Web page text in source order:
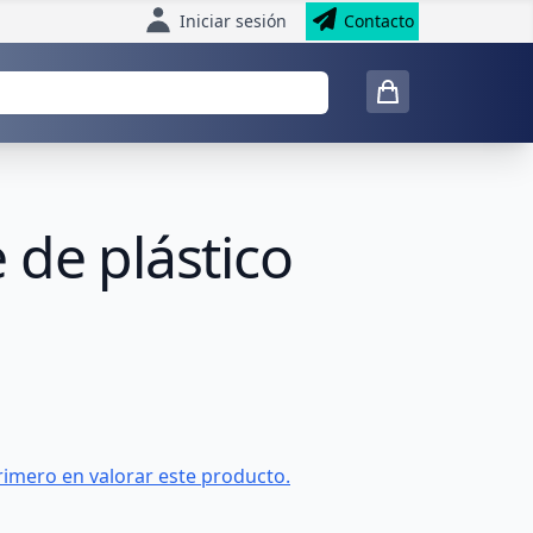
Iniciar sesión Contacto
plástico
en valorar este producto.